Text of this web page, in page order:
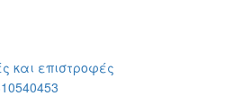
και επιστροφές